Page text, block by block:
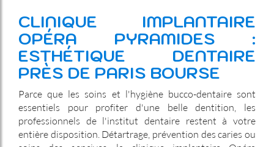
CLINIQUE IMPLANTAIRE
OPÉRA PYRAMIDES :
ESTHÉTIQUE DENTAIRE
PRÈS DE PARIS BOURSE
Parce que les soins et l'hygiène bucco-dentaire sont
essentiels pour profiter d'une belle dentition, les
professionnels de l'institut dentaire restent à votre
entière disposition. Détartrage, prévention des caries ou